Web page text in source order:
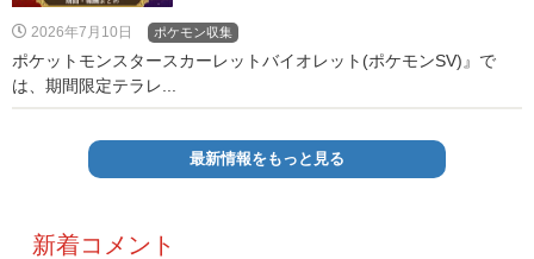
2026年7月10日 ポケモン収集
ポケットモンスタースカーレットバイオレット(ポケモンSV)』で
は、期間限定テラレ...
最新情報をもっと見る
新着コメント